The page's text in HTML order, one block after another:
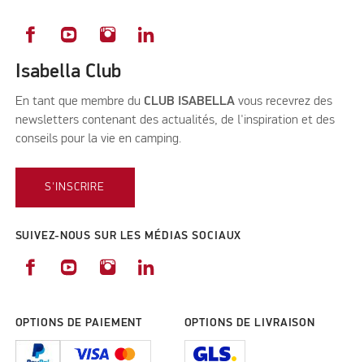
Isabella Club
En tant que membre du CLUB ISABELLA vous recevrez des
newsletters contenant des actualités, de l'inspiration et des
conseils pour la vie en camping.
S'INSCRIRE
SUIVEZ-NOUS SUR LES MÉDIAS SOCIAUX
OPTIONS DE PAIEMENT OPTIONS DE LIVRAISON